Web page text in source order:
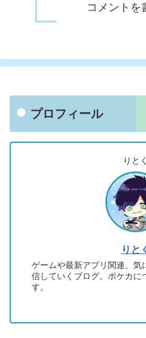
コメントを
プロフィール
りとく
りと
ゲームや最新アプリ関連、気
信していくブログ。ポケカに
す。